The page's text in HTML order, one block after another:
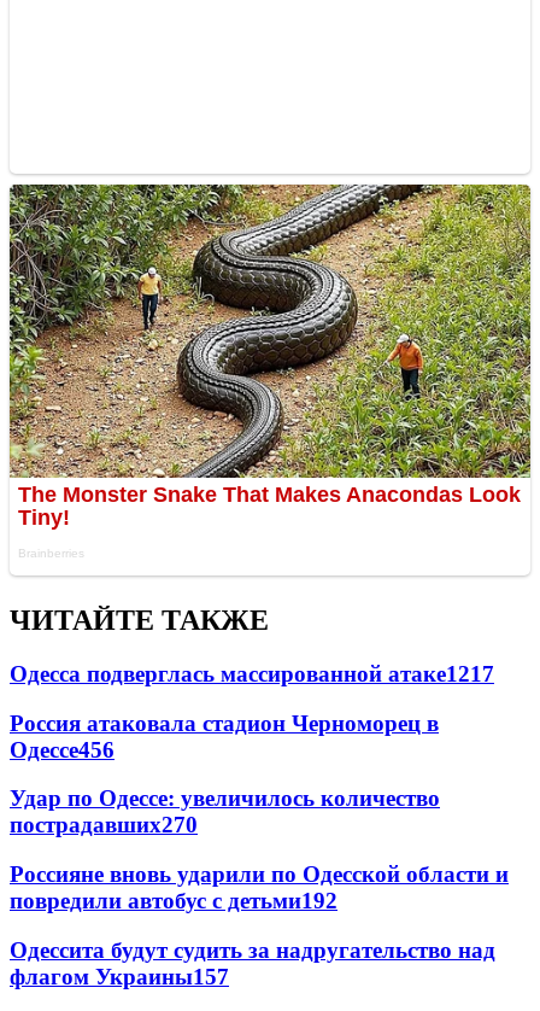
ЧИТАЙТЕ ТАКЖЕ
Одесса подверглась массированной атаке1217
Россия атаковала стадион Черноморец в
Одессе456
Удар по Одессе: увеличилось количество
пострадавших270
Россияне вновь ударили по Одесской области и
повредили автобус с детьми192
Одессита будут судить за надругательство над
флагом Украины157